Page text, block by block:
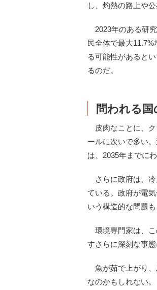
し、灼熱の路上や
2023年のある研
民全体で最大
る可能性があると
るのだ。
問われる
皮肉なことに、ク
ールに次いで多い
は、2035年までに
さらに政府は、冷
ている。政府が電
いう構造的な問題
環境専門家は、こ
すさらに深刻な事
魚が茹で上がり、
なのかもしれない。